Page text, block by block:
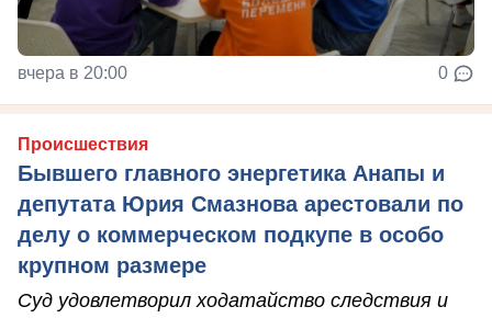
вчера в 20:00 0
Происшествия
Бывшего главного энергетика Анапы и
депутата Юрия Смазнова арестовали по
делу о коммерческом подкупе в особо
крупном размере
Суд удовлетворил ходатайство следствия и